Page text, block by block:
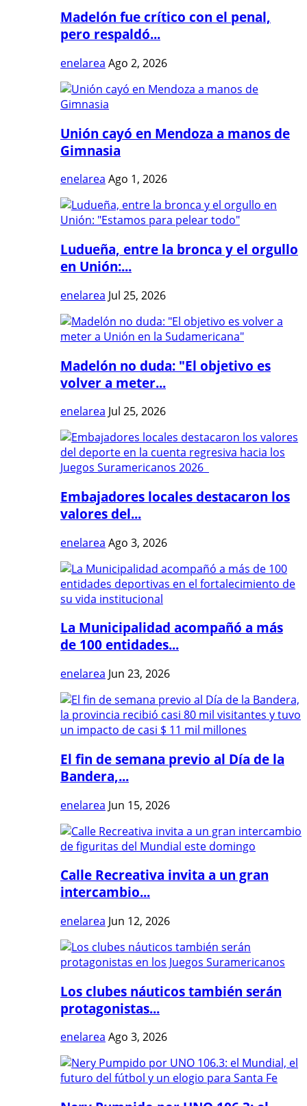
Madelón fue crítico con el penal,
pero respaldó...
enelarea Ago 2, 2026
Unión cayó en Mendoza a manos de
Gimnasia
enelarea Ago 1, 2026
Ludueña, entre la bronca y el orgullo
en Unión:...
enelarea Jul 25, 2026
Madelón no duda: "El objetivo es
volver a meter...
enelarea Jul 25, 2026
Embajadores locales destacaron los
valores del...
enelarea Ago 3, 2026
La Municipalidad acompañó a más
de 100 entidades...
enelarea Jun 23, 2026
El fin de semana previo al Día de la
Bandera,...
enelarea Jun 15, 2026
Calle Recreativa invita a un gran
intercambio...
enelarea Jun 12, 2026
Los clubes náuticos también serán
protagonistas...
enelarea Ago 3, 2026